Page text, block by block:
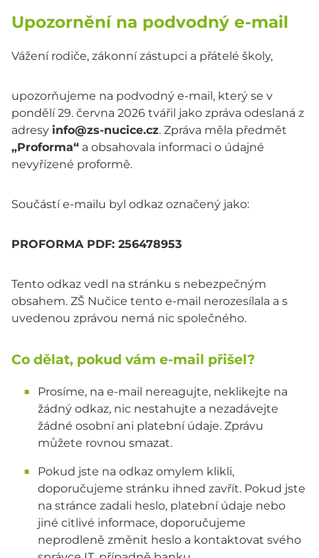
Upozornění na podvodný e-mail
Vážení rodiče, zákonní zástupci a přátelé školy,
upozorňujeme na podvodný e-mail, který se v
pondělí 29. června 2026 tvářil jako zpráva odeslaná z
adresy info@zs-nucice.cz. Zpráva měla předmět
„Proforma“ a obsahovala informaci o údajné
nevyřízené proformě.
Součástí e-mailu byl odkaz označený jako:
PROFORMA PDF: 256478953
Tento odkaz vedl na stránku s nebezpečným
obsahem. ZŠ Nučice tento e-mail nerozesílala a s
uvedenou zprávou nemá nic společného.
Co dělat, pokud vám e-mail přišel?
Prosíme, na e-mail nereagujte, neklikejte na
žádný odkaz, nic nestahujte a nezadávejte
žádné osobní ani platební údaje. Zprávu
můžete rovnou smazat.
Pokud jste na odkaz omylem klikli,
doporučujeme stránku ihned zavřít. Pokud jste
na stránce zadali heslo, platební údaje nebo
jiné citlivé informace, doporučujeme
neprodleně změnit heslo a kontaktovat svého